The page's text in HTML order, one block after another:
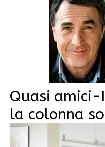
Quasi amici-
la colonna